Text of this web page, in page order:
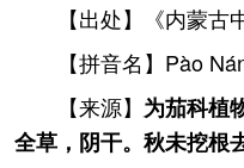
【出处】《内蒙古
【拼音名】Pào
【来源】 为茄科植
全草，阴干。秋未挖根